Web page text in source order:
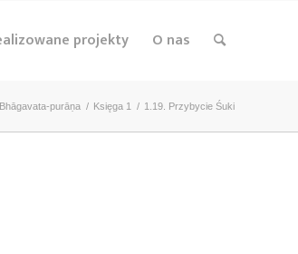
projekty O nas
Bhāgavata-purāṇa / Księga 1 / 1.19. Przybycie Śuki